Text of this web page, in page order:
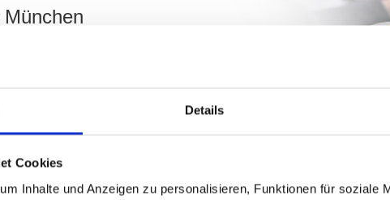
Details
Cookies
Inhalte und Anzeigen zu personalisieren, Funktionen für soziale